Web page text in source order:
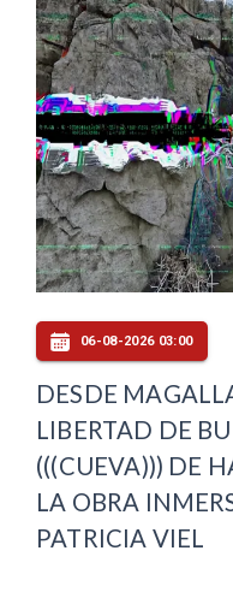
06-08-2026 03:00
DESDE
LIBERTAD DE
(((CUEVA))) DE
LA OBRA
PATRICIA VIEL